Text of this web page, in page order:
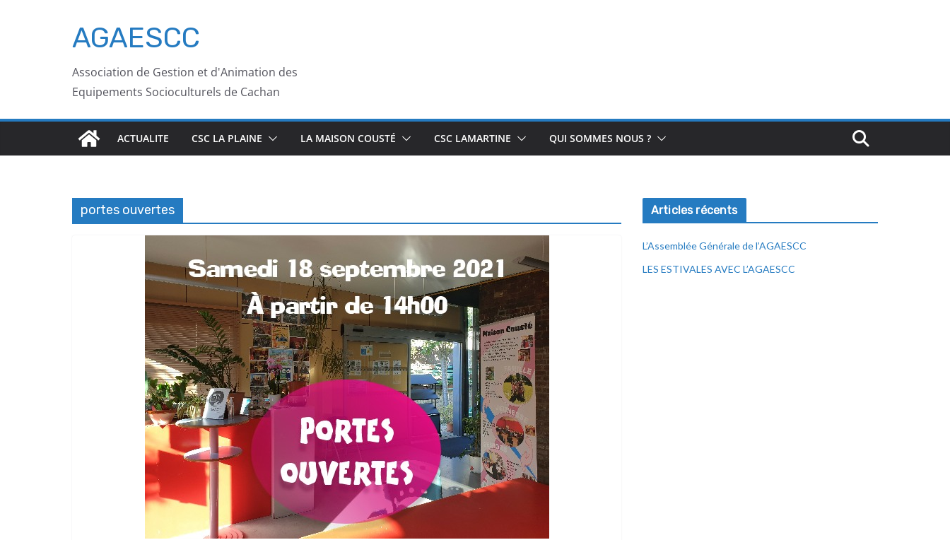
AGAESCC
Association de Gestion et d'Animation des
Equipements Socioculturels de Cachan
ACTUALITE CSC LA PLAINE LA MAISON COUSTÉ CSC LAMARTINE QUI SOMMES NOUS ?
portes ouvertes Articles récents
L’Assemblée Générale de l’AGAESCC
LES ESTIVALES AVEC L’AGAESCC